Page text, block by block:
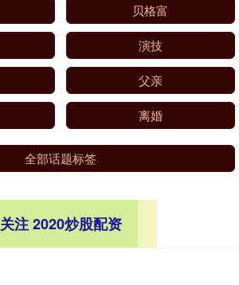
贝格富
演技
父亲
离婚
全部话题标签
关注 2020炒股配资